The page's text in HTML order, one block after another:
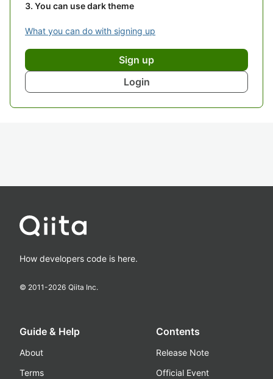
You can use dark theme
What you can do with signing up
Sign up
Login
How developers code is here.
© 2011-2026 Qiita Inc.
Guide & Help
About
Terms
Contents
Release Note
Official Event